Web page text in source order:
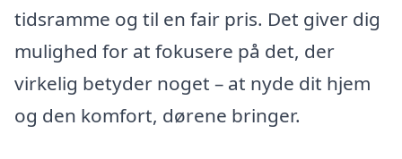
tidsramme og til en fair pris. Det giver dig
mulighed for at fokusere på det, der
virkelig betyder noget – at nyde dit hjem
og den komfort, dørene bringer.